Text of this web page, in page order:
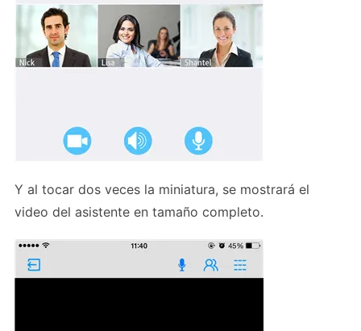
Y al tocar dos veces la miniatura, se mostrará el
video del asistente en tamaño completo.